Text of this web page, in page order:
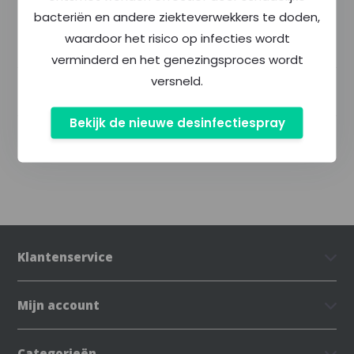
Productomschrijving
Delen
Klantenservice
Mijn account
bacteriën en andere ziekteverwekkers te doden,
waardoor het risico op infecties wordt
verminderd en het genezingsproces wordt
versneld.
Bekijk de nieuwe desinfectiespray